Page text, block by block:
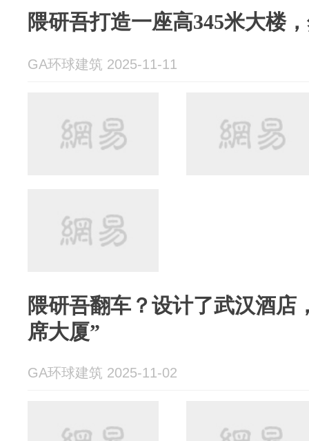
隈研吾打造一座高345米大楼
GA环球建筑 2025-11-11
隈研吾翻车？设计了武汉酒店
席大厦”
GA环球建筑 2025-11-02